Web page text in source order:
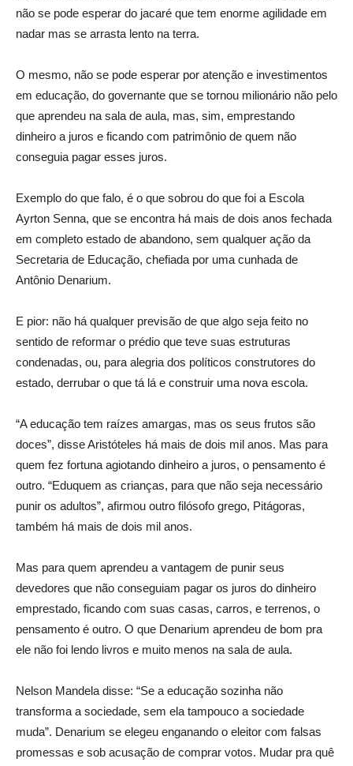
não se pode esperar do jacaré que tem enorme agilidade em
nadar mas se arrasta lento na terra.
O mesmo, não se pode esperar por atenção e investimentos
em educação, do governante que se tornou milionário não pelo
que aprendeu na sala de aula, mas, sim, emprestando
dinheiro a juros e ficando com patrimônio de quem não
conseguia pagar esses juros.
Exemplo do que falo, é o que sobrou do que foi a Escola
Ayrton Senna, que se encontra há mais de dois anos fechada
em completo estado de abandono, sem qualquer ação da
Secretaria de Educação, chefiada por uma cunhada de
Antônio Denarium.
E pior: não há qualquer previsão de que algo seja feito no
sentido de reformar o prédio que teve suas estruturas
condenadas, ou, para alegria dos políticos construtores do
estado, derrubar o que tá lá e construir uma nova escola.
“A educação tem raízes amargas, mas os seus frutos são
doces”, disse Aristóteles há mais de dois mil anos. Mas para
quem fez fortuna agiotando dinheiro a juros, o pensamento é
outro. “Eduquem as crianças, para que não seja necessário
punir os adultos”, afirmou outro filósofo grego, Pitágoras,
também há mais de dois mil anos.
Mas para quem aprendeu a vantagem de punir seus
devedores que não conseguiam pagar os juros do dinheiro
emprestado, ficando com suas casas, carros, e terrenos, o
pensamento é outro. O que Denarium aprendeu de bom pra
ele não foi lendo livros e muito menos na sala de aula.
Nelson Mandela disse: “Se a educação sozinha não
transforma a sociedade, sem ela tampouco a sociedade
muda”. Denarium se elegeu enganando o eleitor com falsas
promessas e sob acusação de comprar votos. Mudar pra quê